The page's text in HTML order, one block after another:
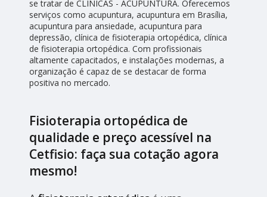
se tratar de CLÍNICAS - ACUPUNTURA. Oferecemos
serviços como acupuntura, acupuntura em Brasília,
acupuntura para ansiedade, acupuntura para
depressão, clínica de fisioterapia ortopédica, clínica
de fisioterapia ortopédica. Com profissionais
altamente capacitados, e instalações modernas, a
organização é capaz de se destacar de forma
positiva no mercado.
Fisioterapia ortopédica de
qualidade e preço acessível na
Cetfisio: faça sua cotação agora
mesmo!